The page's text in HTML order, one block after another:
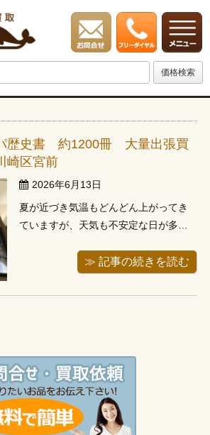
歴史書 約1200冊 大量出張買
崎区宮前
2026年6月13日
夏が近づき気温もどんどん上がってき
ていますが、天気も不安定な日が多い
のに午後には大雨になる時もあって、
ません。 この間の風もあり過ごしやす
≫ 記事の続きを読む